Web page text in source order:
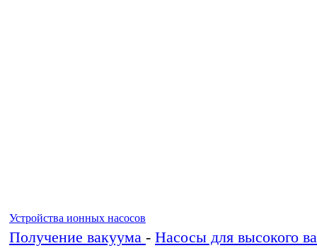
Устройства ионных насосов
Получение вакуума - Насосы для высокого